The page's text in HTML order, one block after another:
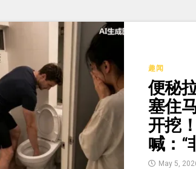
趣闻
便秘
塞住
开挖
喊：“
May 5,